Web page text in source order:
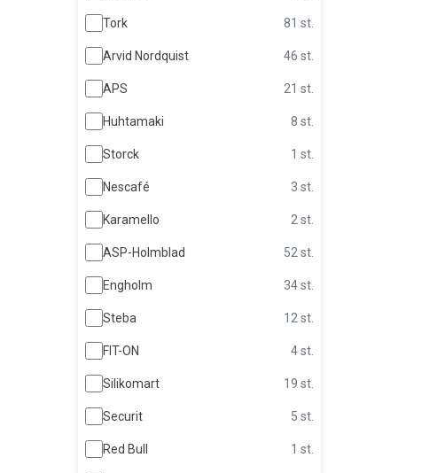
Tork 81 st.
Arvid Nordquist 46 st.
APS 21 st.
Huhtamaki 8 st.
Storck 1 st.
Nescafé 3 st.
Karamello 2 st.
ASP-Holmblad 52 st.
Engholm 34 st.
Steba 12 st.
FIT-ON 4 st.
Silikomart 19 st.
Securit 5 st.
Red Bull 1 st.